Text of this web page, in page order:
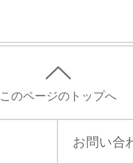
このページのトップへ
お問い合